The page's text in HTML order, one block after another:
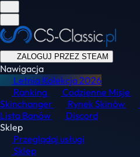
ZALOGUJ PRZEZ STEAM
Nawigacja
Letnia Kolekcja2026
Ranking
Codzienne Misje
Skinchanger
Rynek Skinów
Lista Banów
Discord
Sklep
Przeglądaj usługi
Sklep